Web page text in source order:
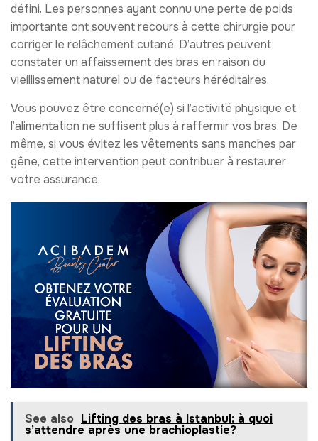
défini. Les personnes ayant connu une perte de poids
importante ont souvent recours à cette chirurgie pour
corriger le relâchement cutané. D’autres peuvent
constater un affaissement des bras en raison du
vieillissement naturel ou de facteurs héréditaires.
Vous pouvez être concerné(e) si l’activité physique et
l’alimentation ne suffisent plus à raffermir vos bras. De
même, si vous évitez les vêtements sans manches par
gêne, cette intervention peut contribuer à restaurer
votre assurance.
See also Lifting des bras à Istanbul: à quoi
s’attendre après une brachioplastie?